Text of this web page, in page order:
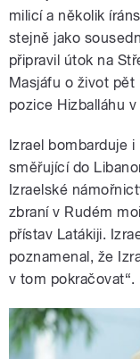
milicí a několik
stejně jako
připravil útok na
Masjáfu o život pět
pozice Hizballáhu
Izrael bombarduje
směřující do
Izraelské
zbraní v Rudém
přístav Latákiji.
poznamenal, že
v tom pokračovat“.